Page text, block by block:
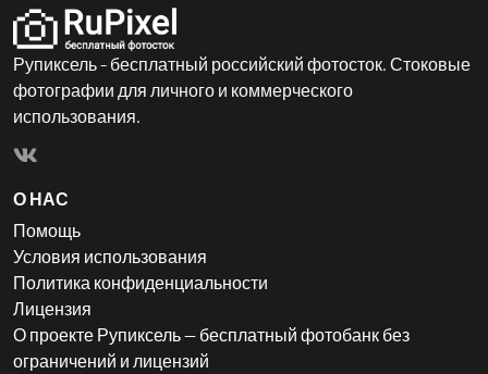
Рупиксель - бесплатный российский фотосток. Стоковые
фотографии для личного и коммерческого
использования.
О НАС
Помощь
Условия использования
Политика конфиденциальности
Лицензия
О проекте Рупиксель — бесплатный фотобанк без
ограничений и лицензий